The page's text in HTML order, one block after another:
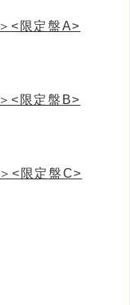
<限定盤A>
<限定盤B>
<限定盤C>